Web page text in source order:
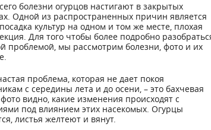
болезни огурцов настигают в закрытых
Одной из распространенных причин является
культур на одном и том же месте, плохая
Для того чтобы более подробно
проблемой, мы рассмотрим болезни, фото и их
проблема, которая не дает покоя
с середины лета и до осени, – это бахчевая
видно, какие изменения происходят с
под влиянием этих насекомых. Огурцы
листья желтеют и вянут.